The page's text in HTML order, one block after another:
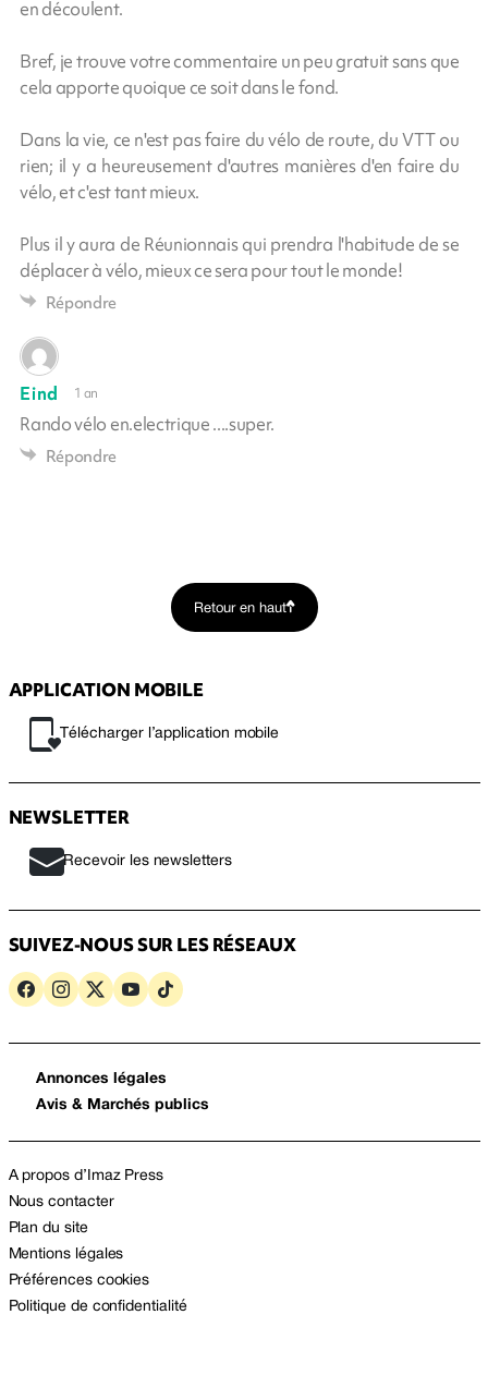
en découlent.
Bref, je trouve votre commentaire un peu gratuit sans que
cela apporte quoique ce soit dans le fond.
Dans la vie, ce n'est pas faire du vélo de route, du VTT ou
rien; il y a heureusement d'autres manières d'en faire du
vélo, et c'est tant mieux.
Plus il y aura de Réunionnais qui prendra l'habitude de se
déplacer à vélo, mieux ce sera pour tout le monde!
Répondre
Eind 1 an
Rando vélo en.electrique ....super.
Répondre
Retour en haut
APPLICATION MOBILE
Télécharger l’application mobile
NEWSLETTER
Recevoir les newsletters
SUIVEZ-NOUS SUR LES RÉSEAUX
Annonces légales
Avis & Marchés publics
A propos d’Imaz Press
Nous contacter
Plan du site
Mentions légales
Préférences cookies
Politique de confidentialité